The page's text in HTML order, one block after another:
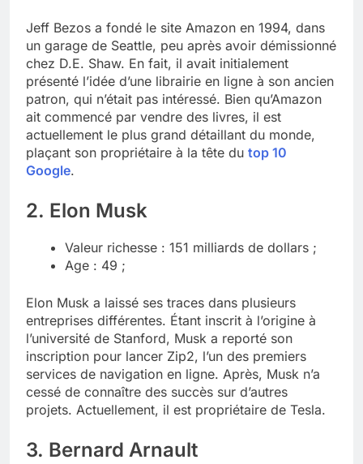
Jeff Bezos a fondé le site Amazon en 1994, dans
un garage de Seattle, peu après avoir démissionné
chez D.E. Shaw. En fait, il avait initialement
présenté l’idée d’une librairie en ligne à son ancien
patron, qui n’était pas intéressé. Bien qu’Amazon
ait commencé par vendre des livres, il est
actuellement le plus grand détaillant du monde,
plaçant son propriétaire à la tête du top 10
Google.
2. Elon Musk
Valeur richesse : 151 milliards de dollars ;
Age : 49 ;
Elon Musk a laissé ses traces dans plusieurs
entreprises différentes. Étant inscrit à l’origine à
l’université de Stanford, Musk a reporté son
inscription pour lancer Zip2, l’un des premiers
services de navigation en ligne. Après, Musk n’a
cessé de connaître des succès sur d’autres
projets. Actuellement, il est propriétaire de Tesla.
3. Bernard Arnault